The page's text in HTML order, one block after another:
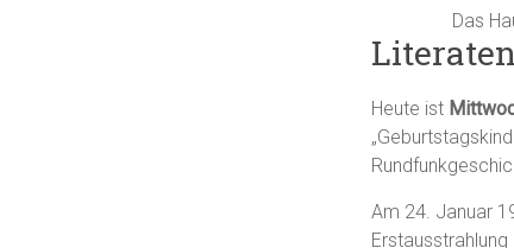
Das
Heute ist
Am 24. Januar